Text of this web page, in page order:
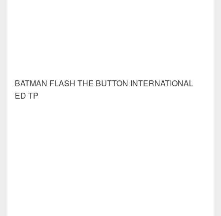
BATMAN FLASH THE BUTTON INTERNATIONAL
ED TP